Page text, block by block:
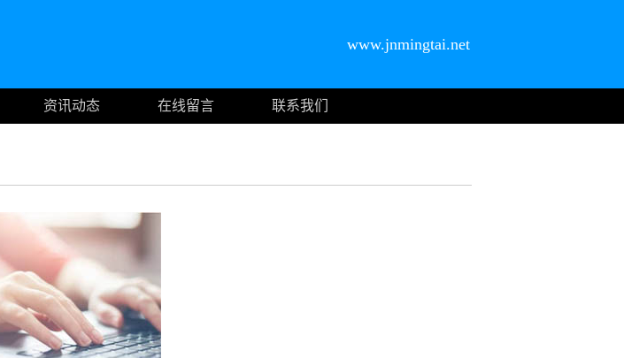
www.jnmingtai.net
资讯动态 在线留言
联系我们